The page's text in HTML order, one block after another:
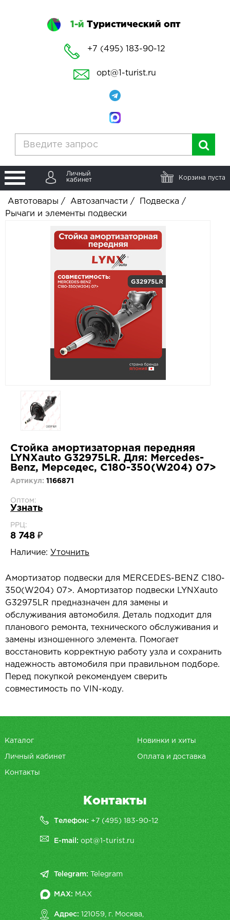
1-й Туристический опт
+7 (495) 183-90-12
opt@1-turist.ru
Личный
кабинет
Корзина пуста
Автотовары / Автозапчасти / Подвеска /
Рычаги и элементы подвески
Стойка амортизаторная передняя
LYNXauto G32975LR. Для: Mercedes-
Benz, Мерседес, C180-350(W204) 07>
Артикул: 1166871
Оптом:
Узнать
РРЦ:
8 748 ₽
Наличие: Уточнить
Амортизатор подвески для MERCEDES-BENZ C180-
350(W204) 07>. Амортизатор подвески LYNXauto
G32975LR предназначен для замены и
обслуживания автомобиля. Деталь подходит для
планового ремонта, технического обслуживания и
замены изношенного элемента. Помогает
восстановить корректную работу узла и сохранить
надежность автомобиля при правильном подборе.
Перед покупкой рекомендуем сверить
совместимость по VIN-коду.
Каталог Новинки и хиты
Личный кабинет Оплата и доставка
Контакты
Контакты
Телефон: +7 (495) 183-90-12
E-mail:opt@1-turist.ru
Telegram: Telegram
MAX: MAX
Адрес: 121059, г. Москва,